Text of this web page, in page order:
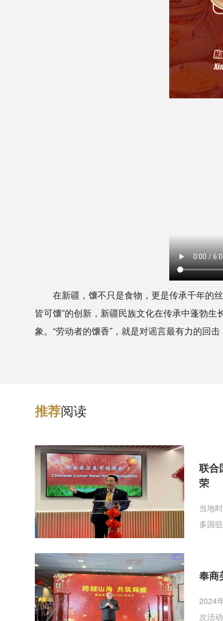
在新疆，馕不只是食物，更是传承千年的丝
皆可馕”的创新，新疆民族文化在传承中蓬勃
象。“劳动者的馕香”，就是对谣言最有力的回击
推荐阅读
联合
荣
当地
多国
奉商
2024
次活